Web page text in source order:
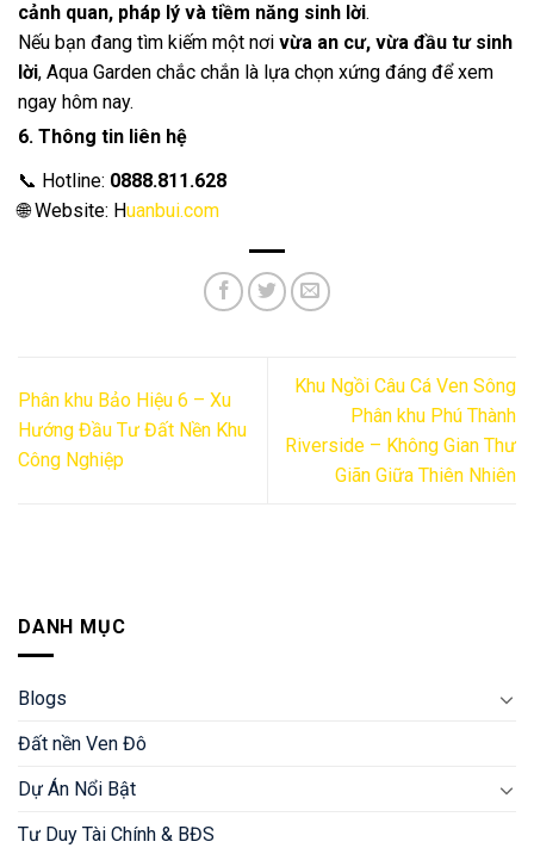
cảnh quan, pháp lý và tiềm năng sinh lời.
Nếu bạn đang tìm kiếm một nơi vừa an cư, vừa đầu tư sinh
lời, Aqua Garden chắc chắn là lựa chọn xứng đáng để xem
ngay hôm nay.
6. Thông tin liên hệ
📞 Hotline: 0888.811.628
🌐 Website: Huanbui.com
Phân khu Bảo Hiệu 6 – Xu
Hướng Đầu Tư Đất Nền Khu
Công Nghiệp
Khu Ngồi Câu Cá Ven Sông
Phân khu Phú Thành
Riverside – Không Gian Thư
Giãn Giữa Thiên Nhiên
DANH MỤC
Blogs
Đất nền Ven Đô
Dự Án Nổi Bật
Tư Duy Tài Chính & BĐS